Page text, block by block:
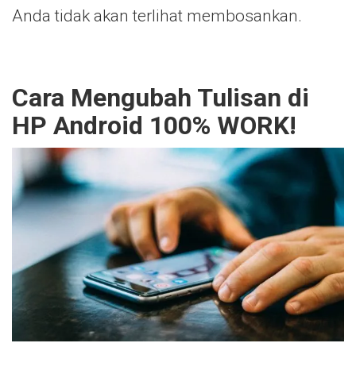
Anda tidak akan terlihat membosankan.
Cara Mengubah Tulisan di
HP Android 100% WORK!